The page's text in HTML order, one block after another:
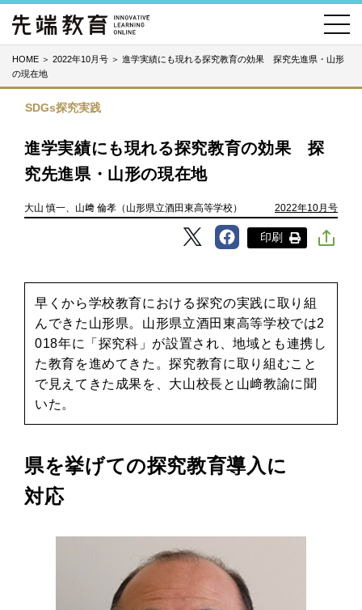
HOME ＞ 2022年10月号 ＞ 進学実績にも現れる探究教育の効果 探究先進県・山形
の現在地
SDGs探究実践
進学実績にも現れる探究教育の効果 探
究先進県・山形の現在地
大山 慎一、山﨑 倫孝（山形県立酒田東高等学校） 2022年10月号
印刷
早くから学校教育における探究の実践に取り組
んできた山形県。山形県立酒田東高等学校では2
018年に「探究科」が設置され、地域とも連携し
た教育を進めてきた。探究教育に取り組むこと
で見えてきた成果を、大山校長と山﨑教諭に聞
いた。
県を挙げての探究教育導入に
対応